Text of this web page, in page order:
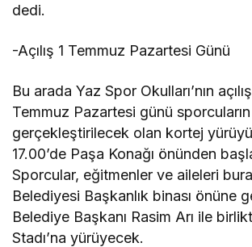
dedi.
-Açılış 1 Temmuz Pazartesi Günü
Bu arada Yaz Spor Okulları’nın
Temmuz Pazartesi günü sporcuların
gerçekleştirilecek olan kortej
17.00’de Paşa Konağı önünden
Sporcular, eğitmenler ve aileleri
Belediyesi Başkanlık binası önüne
Belediye Başkanı Rasim Arı ile
Stadı’na yürüyecek.